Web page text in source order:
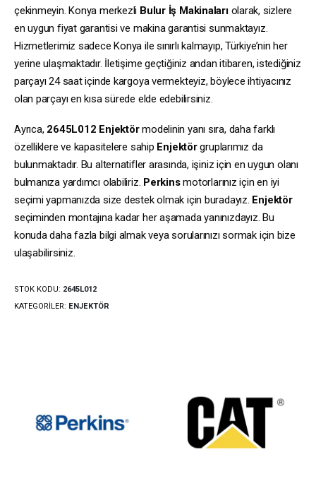
çekinmeyin. Konya merkezli Bulur İş Makinalarıolarak, sizlere
en uygun fiyat garantisi ve makina garantisi sunmaktayız.
Hizmetlerimiz sadece Konya ile sınırlı kalmayıp, Türkiye’nin her
yerine ulaşmaktadır. İletişime geçtiğiniz andan itibaren, istediğiniz
parçayı 24 saat içinde kargoya vermekteyiz, böylece ihtiyacınız
olan parçayı en kısa sürede elde edebilirsiniz.
Ayrıca, 2645L012 Enjektörmodelinin yanı sıra, daha farklı
özelliklere ve kapasitelere sahip Enjektörgruplarımız da
bulunmaktadır. Bu alternatifler arasında, işiniz için en uygun olanı
bulmanıza yardımcı olabiliriz. Perkinsmotorlarınız için en iyi
seçimi yapmanızda size destek olmak için buradayız. Enjektör
seçiminden montajına kadar her aşamada yanınızdayız. Bu
konuda daha fazla bilgi almak veya sorularınızı sormak için bize
ulaşabilirsiniz.
STOK KODU: 2645L012
KATEGORILER: ENJEKTÖR